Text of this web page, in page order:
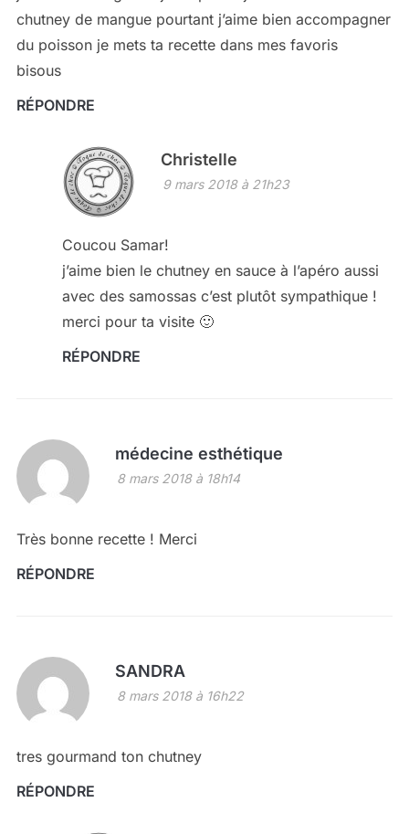
chutney de mangue pourtant j’aime bien accompagner
du poisson je mets ta recette dans mes favoris
bisous
RÉPONDRE
Christelle
9 mars 2018 à 21h23
Coucou Samar!
j’aime bien le chutney en sauce à l’apéro aussi
avec des samossas c’est plutôt sympathique !
merci pour ta visite 🙂
RÉPONDRE
médecine esthétique
8 mars 2018 à 18h14
Très bonne recette ! Merci
RÉPONDRE
SANDRA
8 mars 2018 à 16h22
tres gourmand ton chutney
RÉPONDRE